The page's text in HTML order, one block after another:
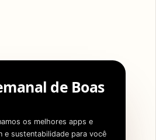
de Boas
os melhores apps e
e sustentabilidade para você